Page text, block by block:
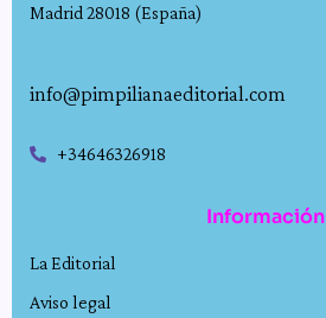
Madrid 28018 (España)
info@pimpilianaeditorial.com
+34646326918
Información
La Editorial
Aviso legal